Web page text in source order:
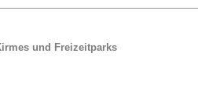
und Freizeitparks